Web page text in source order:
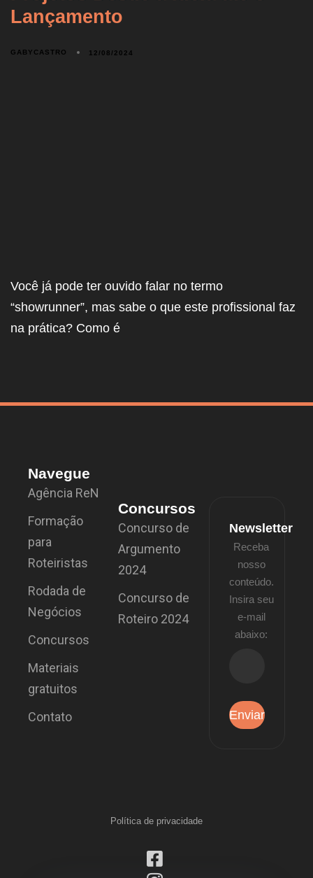
Lançamento
GABYCASTRO 12/08/2024
Você já pode ter ouvido falar no termo
“showrunner”, mas sabe o que este profissional faz
na prática? Como é
Navegue
Agência ReN
Formação
para
Roteiristas
Rodada de
Negócios
Concursos
Materiais
gratuitos
Contato
Concursos
Concurso de
Argumento
2024
Concurso de
Roteiro 2024
Newsletter
Receba
nosso
conteúdo.
Insira seu
e-mail
abaixo:
Política de privacidade